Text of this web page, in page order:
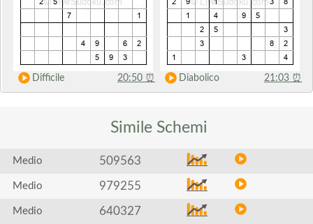
Difficile 20:50 ⏰ Diabolico 21:03 ⏰
Simile Schemi
Medio 509563
Medio 979255
Medio 640327